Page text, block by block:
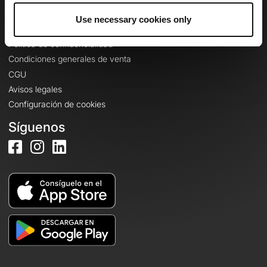
Use necessary cookies only
Información legal
Política de confidencialidad
Condiciones generales de venta
CGU
Avisos legales
Configuración de cookies
Síguenos